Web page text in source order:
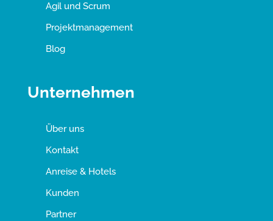
Agil und Scrum
Projektmanagement
Blog
Unternehmen
Über uns
Kontakt
Anreise & Hotels
Kunden
Partner